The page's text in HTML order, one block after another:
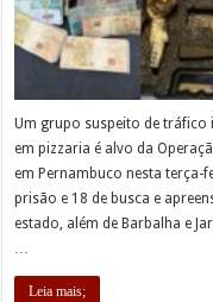
Um grupo suspeito de tráfico
em pizzaria é alvo da
em Pernambuco nesta terça-
prisão e 18 de busca e
estado, além de Barbalha e
…
Leia mais;